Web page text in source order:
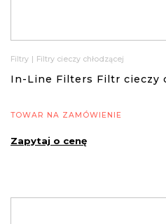
Filtry | Filtry cieczy chłodzącej
In-Line Filters Filtr cieczy
TOWAR NA ZAMÓWIENIE
Zapytaj o cenę